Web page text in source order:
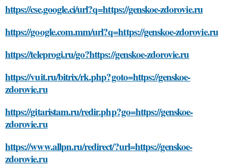
https://cse.google.ci/url?q=https://genskoe-zdorovie.ru
https://google.com.mm/url?q=https://genskoe-zdorovie.ru
https://teleprogi.ru/go?https://genskoe-zdorovie.ru
https://vuit.ru/bitrix/rk.php?goto=https://genskoe-
zdorovie.ru
https://gitaristam.ru/redir.php?go=https://genskoe-
zdorovie.ru
https://www.allpn.ru/redirect/?url=https://genskoe-
zdorovie.ru